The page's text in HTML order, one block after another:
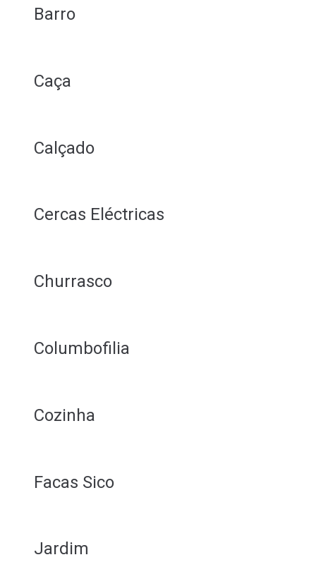
Barro
Caça
Calçado
Cercas Eléctricas
Churrasco
Columbofilia
Cozinha
Facas Sico
Jardim